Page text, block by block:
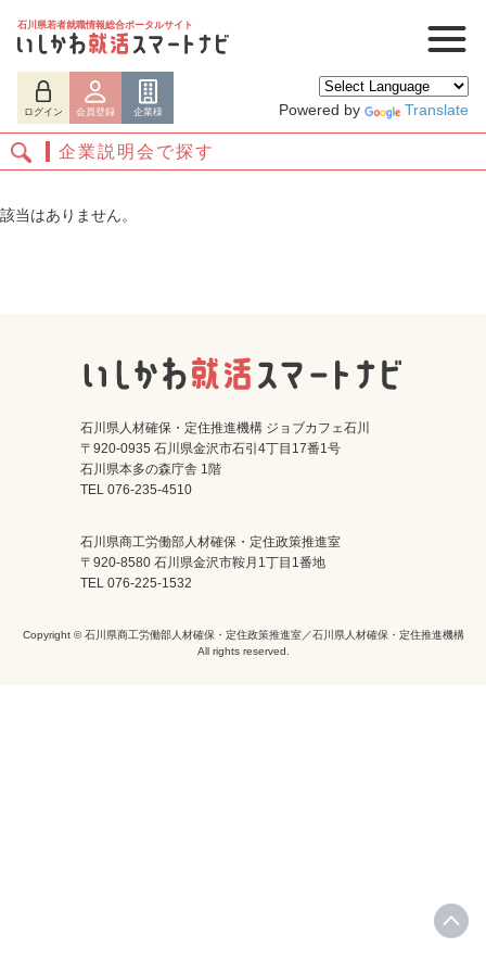
石川県若者就職情報総合ポータルサイト
ログイン 会員登録 企業様 Powered by Translate
ログイン 会員登録
企業説明会で探す
該当はありません。
石川県人材確保・定住推進機構 ジョブカフェ石川
〒920-0935 石川県金沢市石引4丁目17番1号
石川県本多の森庁舎 1階
TEL 076-235-4510
石川県商工労働部人材確保・定住政策推進室
〒920-8580 石川県金沢市鞍月1丁目1番地
TEL 076-225-1532
Copyright © 石川県商工労働部人材確保・定住政策推進室／石川県人材確保・定住推進機構
All rights reserved.